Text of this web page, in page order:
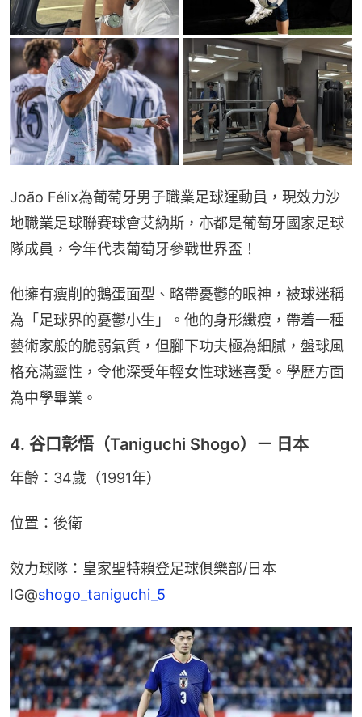
João Félix為葡萄牙男子職業足球運動員，現效力沙
地職業足球聯賽球會艾納斯，亦都是葡萄牙國家足球
隊成員，今年代表葡萄牙參戰世界盃！
他擁有瘦削的鵝蛋面型、略帶憂鬱的眼神，被球迷稱
為「足球界的憂鬱小生」。他的身形纖瘦，帶着一種
藝術家般的脆弱氣質，但腳下功夫極為細膩，盤球風
格充滿靈性，令他深受年輕女性球迷喜愛。學歷方面
為中學畢業。
4. 谷口彰悟（Taniguchi Shogo）－ 日本
年齡：34歲（1991年）
位置：後衛
效力球隊：皇家聖特賴登足球俱樂部/日本
IG@shogo_taniguchi_5